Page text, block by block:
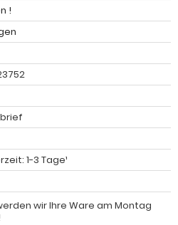
!
1-3 Tage¹
wir Ihre Ware am Montag